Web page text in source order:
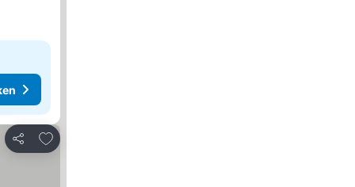
Delen
Toevoegen aan favorieten